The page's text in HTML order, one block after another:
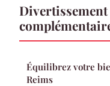
Équilibrez votre
Reims